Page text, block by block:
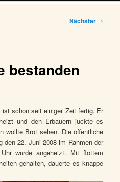
Nächster →
bestanden
ist schon seit einiger Zeit fertig. Er
und den Erbauern juckte es
wollte Brot sehen. Die öffentliche
den 22. Juni 2008 im Rahmen der
wurde angeheizt. Mit flottem
gehalten, dauerte es knappe